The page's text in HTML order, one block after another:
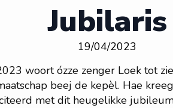
Jubilaris
19/04/2023
woort ózze zenger Loek tot
beej de kepèl. Hae
met dit heugelikke